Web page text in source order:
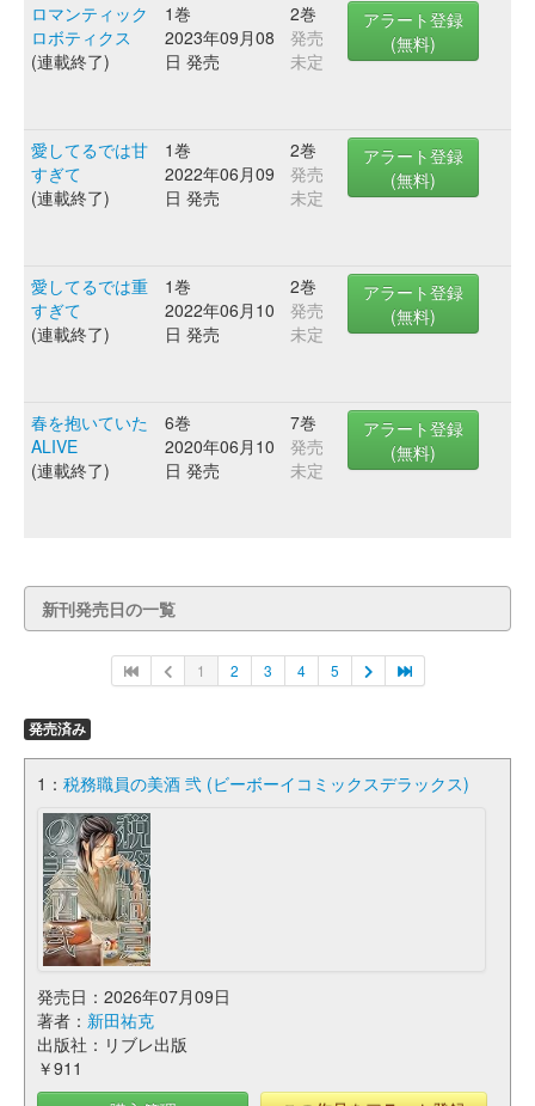
ロマンティック
ロボティクス
(連載終了)
1巻
2023年09月08
日 発売
2巻
発売
未定
アラート登録
(無料)
愛してるでは甘
すぎて
(連載終了)
1巻
2022年06月09
日 発売
2巻
発売
未定
アラート登録
(無料)
愛してるでは重
すぎて
(連載終了)
1巻
2022年06月10
日 発売
2巻
発売
未定
アラート登録
(無料)
春を抱いていた
ALIVE
(連載終了)
6巻
2020年06月10
日 発売
7巻
発売
未定
アラート登録
(無料)
新刊発売日の一覧
1 2 3 4 5
発売済み
1： 税務職員の美酒 弐 (ビーボーイコミックスデラックス)
発売日：2026年07月09日
著者： 新田祐克
出版社：リブレ出版
￥911